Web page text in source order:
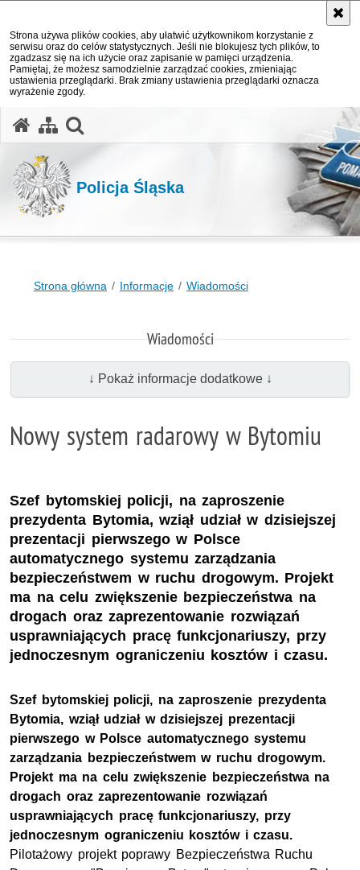
Strona używa plików cookies, aby ułatwić użytkownikom korzystanie z
serwisu oraz do celów statystycznych. Jeśli nie blokujesz tych plików, to
zgadzasz się na ich użycie oraz zapisanie w pamięci urządzenia.
Pamiętaj, że możesz samodzielnie zarządzać cookies, zmieniając
ustawienia przeglądarki. Brak zmiany ustawienia przeglądarki oznacza
wyrażenie zgody.
Policja Śląska
Strona główna Informacje Wiadomości
Wiadomości
↓ Pokaż informacje dodatkowe ↓
Nowy system radarowy w Bytomiu
Szef bytomskiej policji, na zaproszenie
prezydenta Bytomia, wziął udział w dzisiejszej
prezentacji pierwszego w Polsce
automatycznego systemu zarządzania
bezpieczeństwem w ruchu drogowym. Projekt
ma na celu zwiększenie bezpieczeństwa na
drogach oraz zaprezentowanie rozwiązań
usprawniających pracę funkcjonariuszy, przy
jednoczesnym ograniczeniu kosztów i czasu.
Szef bytomskiej policji, na zaproszenie prezydenta
Bytomia, wziął udział w dzisiejszej prezentacji
pierwszego w Polsce automatycznego systemu
zarządzania bezpieczeństwem w ruchu drogowym.
Projekt ma na celu zwiększenie bezpieczeństwa na
drogach oraz zaprezentowanie rozwiązań
usprawniających pracę funkcjonariuszy, przy
jednoczesnym ograniczeniu kosztów i czasu.
Pilotażowy projekt poprawy Bezpieczeństwa Ruchu